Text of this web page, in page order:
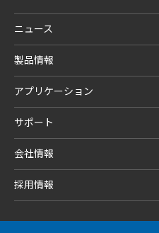
ニュース
製品情報
アプリケーション
サポート
会社情報
採用情報